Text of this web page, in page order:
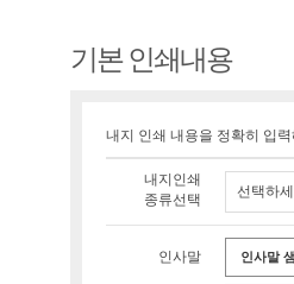
기본 인쇄내용
내지 인쇄 내용을 정확히 입
내지인쇄
종류선택
선택하
인사말 인사말